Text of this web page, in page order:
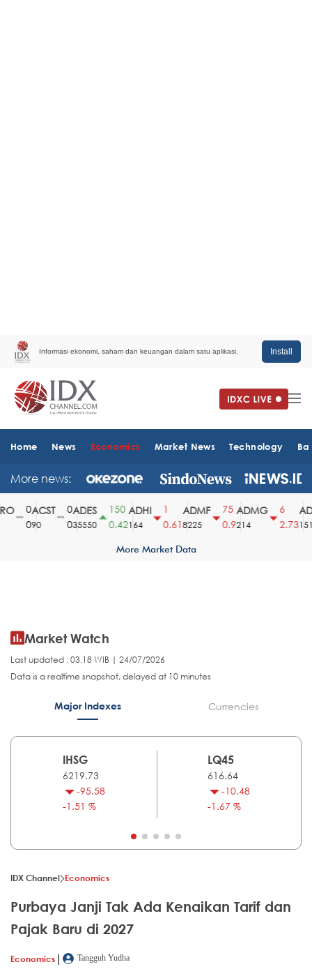
Informasi ekonomi, saham dan keuangan dalam satu aplikasi. Install
Home News Economics Market News Technology
More news:
ACST
90
ADES
35550
150
0.42
ADHI
164
0.61
ADMF
8225
75
0.9
ADMG
214
2.731510
More Market Data
Market Watch
Last updated : 03.18 WIB | 24/07/2026
Data is a realtime snapshot, delayed at 10 minutes
Major Indexes Currencies
IHSG
6219.73
-95.58
-1.51 %
LQ45
616.64
-10.48
-1.67 %
IDX Channel Economics
Purbaya Janji Tak Ada Kenaikan Tarif dan
Pajak Baru di 2027
Economics |
Tangguh Yudha